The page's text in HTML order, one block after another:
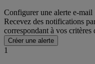
Configurer une alerte e-mail
Recevez des notifications
correspondant à vos critères
Créer une alerte
1